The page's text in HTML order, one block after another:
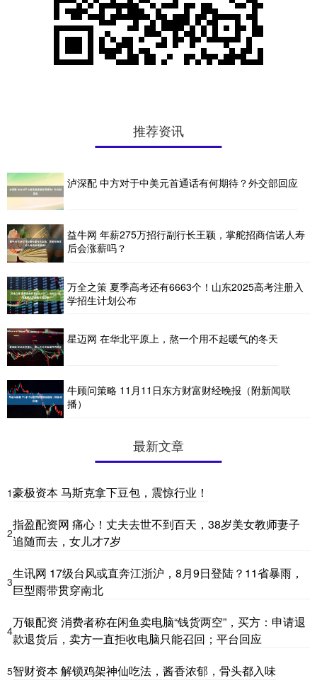
推荐资讯
泸深配 中方对于中美元首通话有何期待？外交部回应
益牛网 年薪275万招行副行长王颖，掌舵招商信诺人寿
后会涨薪吗？
万全之策 夏季高考还有6663个！山东2025高考注册入
学招生计划公布
星迈网 在华北平原上，熬一个用不起暖气的冬天
牛顾问策略 11月11日东方财富财经晚报（附新闻联
播）
最新文章
1豪极资本 马斯克拿下豆包，震惊行业！
2
指盈配资网 痛心！丈夫去世不到百天，38岁美女教师妻子
追随而去，女儿才7岁
3
生讯网 17级台风或直奔江浙沪，8月9日登陆？11省暴雨，
巨型雨带贯穿南北
4
万银配资 消费者称在闲鱼卖电脑“钱货两空”，买方：申请退
款退货后，卖方一直拒收电脑只能召回；平台回应
5智财资本 解锁鸡架神仙吃法，酱香浓郁，骨头都入味